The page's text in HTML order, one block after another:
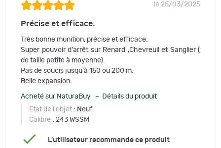
le 25/03/2025
Précise et efficace.
Très bonne munition, précise et efficace.
Super pouvoir d'arrêt sur Renard ,Chevreuil et Sanglier (
de taille petite à moyenne).
Pas de soucis jusqu'à 150 ou 200 m.
Belle expansion.
Acheté sur NaturaBuy – Détails du produit
Etat de l'objet : Neuf
Calibre : 243 WSSM
L'utilisateur recommande ce produit